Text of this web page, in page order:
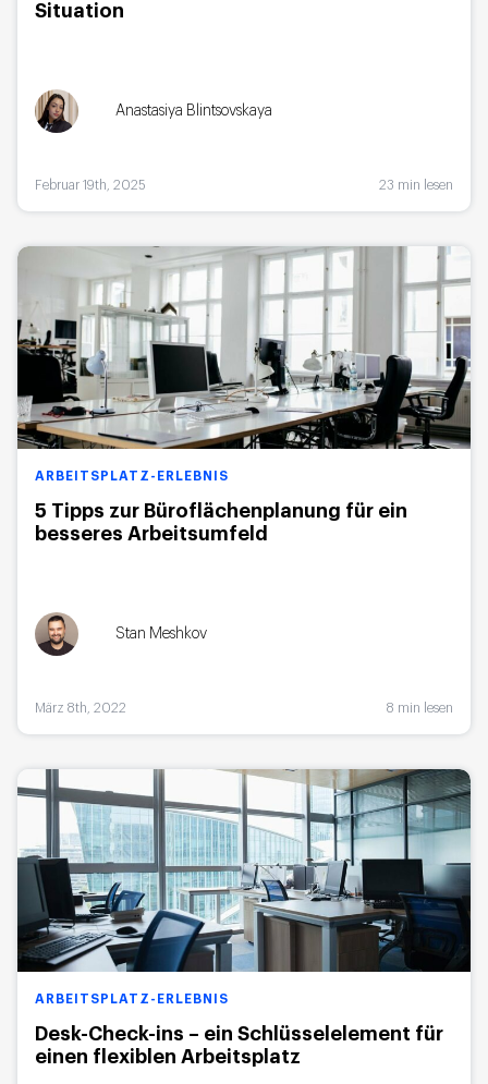
Situation
Anastasiya Blintsovskaya
Februar 19th, 2025 23 min lesen
ARBEITSPLATZ-ERLEBNIS
5 Tipps zur Büroflächenplanung für ein
besseres Arbeitsumfeld
Stan Meshkov
März 8th, 2022 8 min lesen
ARBEITSPLATZ-ERLEBNIS
Desk-Check-ins – ein Schlüsselelement für
einen flexiblen Arbeitsplatz